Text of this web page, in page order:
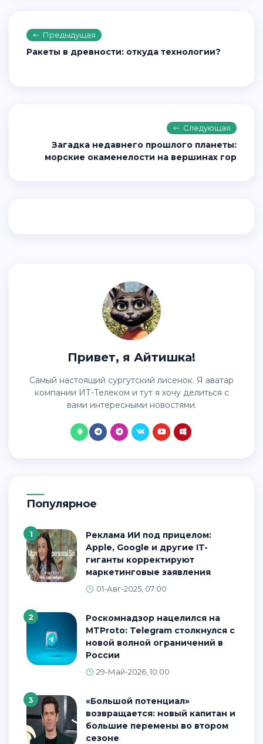
Предыдущая
Ракеты в древности: откуда технологии?
Следующая
Загадка недавнего прошлого планеты:
морские окаменелости на вершинах гор
Привет, я Айтишка!
Самый настоящий сургутский лисенок. Я аватар
компании ИТ-Телеком и тут я хочу делиться с
вами интересными новостями.
Популярное
1
Реклама ИИ под прицелом:
Apple, Google и другие IT-
гиганты корректируют
маркетинговые заявления
01-Авг-2025, 07:00
2
Роскомнадзор нацелился на
MTProto: Telegram столкнулся с
новой волной ограничений в
России
29-Май-2026, 10:00
3
«Большой потенциал»
возвращается: новый капитан и
большие перемены во втором
сезоне